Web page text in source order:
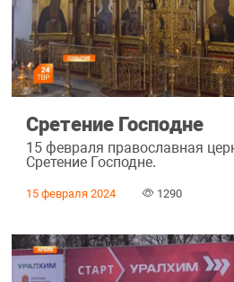
Сретение Господне
15 февраля православная
Сретение Господне.
15 февраля 2024 1290